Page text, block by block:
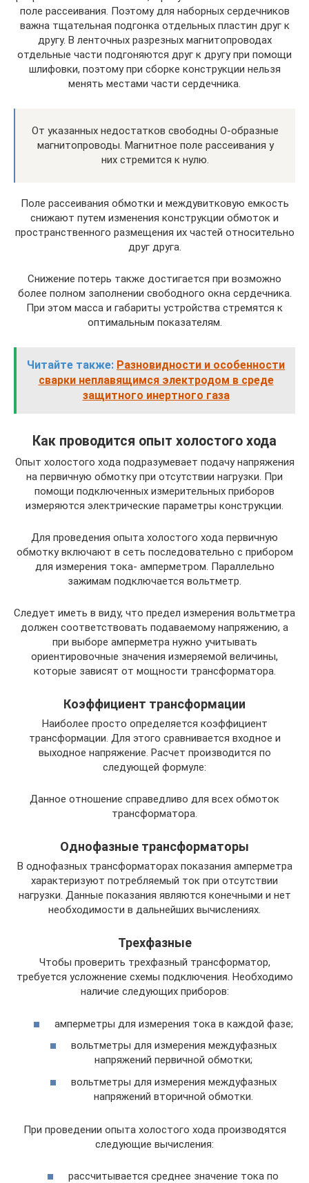
поле рассеивания. Поэтому для наборных сердечников
важна тщательная подгонка отдельных пластин друг к
другу. В ленточных разрезных магнитопроводах
отдельные части подгоняются друг к другу при помощи
шлифовки, поэтому при сборке конструкции нельзя
менять местами части сердечника.
От указанных недостатков свободны О-образные
магнитопроводы. Магнитное поле рассеивания у
них стремится к нулю.
Поле рассеивания обмотки и междувитковую емкость
снижают путем изменения конструкции обмоток и
пространственного размещения их частей относительно
друг друга.
Снижение потерь также достигается при возможно
более полном заполнении свободного окна сердечника.
При этом масса и габариты устройства стремятся к
оптимальным показателям.
Читайте также: Разновидности и особенности
сварки неплавящимся электродом в среде
защитного инертного газа
Как проводится опыт холостого хода
Опыт холостого хода подразумевает подачу напряжения
на первичную обмотку при отсутствии нагрузки. При
помощи подключенных измерительных приборов
измеряются электрические параметры конструкции.
Для проведения опыта холостого хода первичную
обмотку включают в сеть последовательно с прибором
для измерения тока- амперметром. Параллельно
зажимам подключается вольтметр.
Следует иметь в виду, что предел измерения вольтметра
должен соответствовать подаваемому напряжению, а
при выборе амперметра нужно учитывать
ориентировочные значения измеряемой величины,
которые зависят от мощности трансформатора.
Коэффициент трансформации
Наиболее просто определяется коэффициент
трансформации. Для этого сравнивается входное и
выходное напряжение. Расчет производится по
следующей формуле:
Данное отношение справедливо для всех обмоток
трансформатора.
Однофазные трансформаторы
В однофазных трансформаторах показания амперметра
характеризуют потребляемый ток при отсутствии
нагрузки. Данные показания являются конечными и нет
необходимости в дальнейших вычислениях.
Трехфазные
Чтобы проверить трехфазный трансформатор,
требуется усложнение схемы подключения. Необходимо
наличие следующих приборов:
амперметры для измерения тока в каждой фазе;
вольтметры для измерения междуфазных
напряжений первичной обмотки;
вольтметры для измерения междуфазных
напряжений вторичной обмотки.
При проведении опыта холостого хода производятся
следующие вычисления:
рассчитывается среднее значение тока по